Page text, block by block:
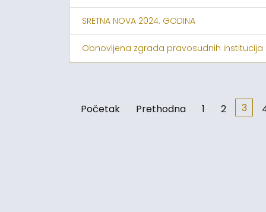
SRETNA NOVA 2024. GODINA
Obnovljena zgrada pravosudnih
Početak Prethodna 1 2 3